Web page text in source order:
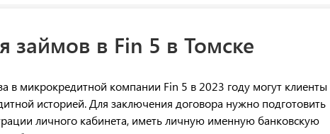
займов в Fin 5 в Томске
в микрокредитной компании Fin 5 в 2023 году могут клиенты
историей. Для заключения договора нужно подготовить
личного кабинета, иметь личную именную банковскую